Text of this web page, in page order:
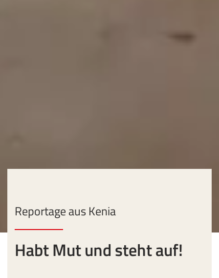
Reportage aus Kenia
Habt Mut und steht auf!